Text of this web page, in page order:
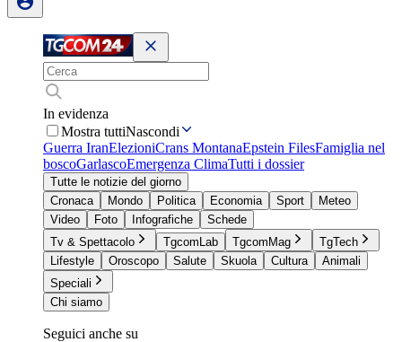
In evidenza
Mostra tuttiNascondi
Guerra IranElezioniCrans MontanaEpstein FilesFamiglia nel
boscoGarlascoEmergenza ClimaTutti i dossier
Tutte le notizie del giorno
Cronaca
Mondo Politica Economia Sport
Meteo
Video
Foto Infografiche
Schede
Tv & Spettacolo
TgcomLab TgcomMag
TgTech
Lifestyle
Oroscopo Salute Skuola Cultura
Animali
Speciali
Chi siamo
Seguici anche su